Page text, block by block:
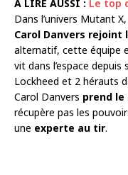
À LIRE AUSSI : Le top
Dans l’univers Mutant
Carol Danvers rejoint
alternatif, cette équipe
vit dans l’espace
Lockheed et 2 hérauts
Carol Danvers prend le
récupère pas les
une experte au tir.